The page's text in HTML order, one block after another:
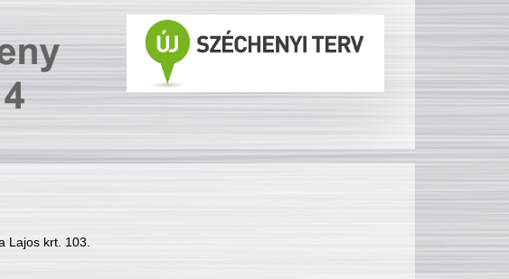
Lajos krt. 103.